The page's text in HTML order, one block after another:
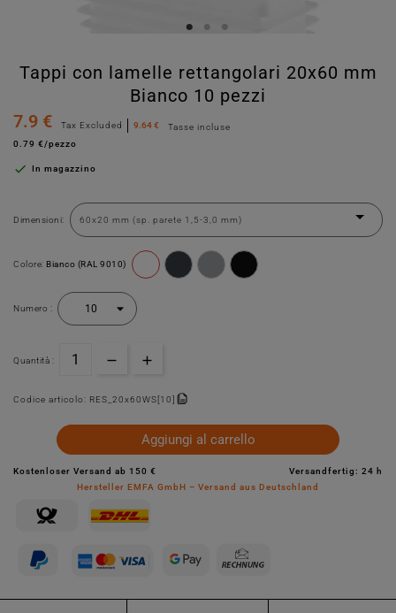
Tappi con lamelle rettangolari 20x60 mm
Bianco 10 pezzi
7.9 €
Tax Excluded 9.64 €
Tasse incluse
0.79 €/pezzo
 In magazzino
Dimensioni:
Colore: Bianco (RAL 9010)
Numero :
Quantità :
Codice articolo: RES_20x60WS[10]
Aggiungi al carrello
Kostenloser Versand ab 150 €
Versandfertig: 24 h
Hersteller EMFA GmbH – Versand aus Deutschland